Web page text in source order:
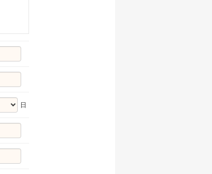
日